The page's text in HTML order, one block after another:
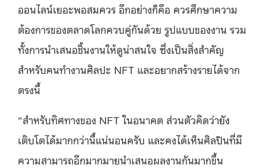
ออนไลน์เยอะพอสมควร อีกอย่างก็คือ ควรศึกษาความ
ต้องการของตลาดโลกควบคู่กันด้วย รูปแบบของงาน รวม
ทั้งการนำเสนอชิ้นงานให้ดูน่าสนใจ ซึ่งเป็นสิ่งสำคัญ
สำหรับคนทำงานศิลปะ NFT และอยากสร้างรายได้จาก
ตรงนี้
“สำหรับทิศทางของ NFT ในอนาคต ส่วนตัวคิดว่ายัง
เติบโตได้มากกว่านี้แน่นอนครับ และคงได้เห็นศิลปินที่มี
ความสามารถอีกมากมายนำเสนอผลงานกันมากขึ้น